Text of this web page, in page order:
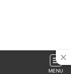
MENU